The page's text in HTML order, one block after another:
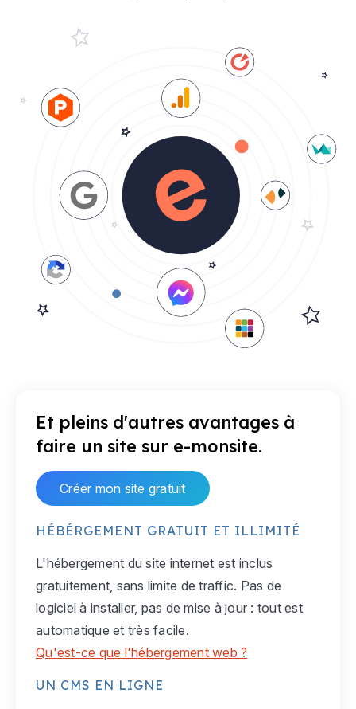
Et pleins d'autres avantages à
faire un site sur e-monsite.
Créer mon site gratuit
HÉBÉRGEMENT GRATUIT ET ILLIMITÉ
L'hébergement du site internet est inclus
gratuitement, sans limite de traffic. Pas de
logiciel à installer, pas de mise à jour : tout est
automatique et très facile.
Qu'est-ce que l'hébergement web ?
UN CMS EN LIGNE